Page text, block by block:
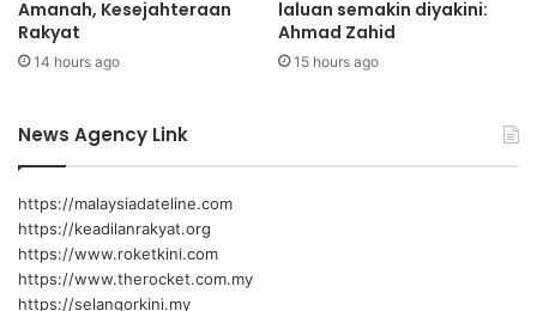
k
o
n
i
d
n
i
n
f
e
n
y
t
a
a
n
w
a
n
Amanah, Kesejahteraan
Rakyat
14 hours ago
laluan semakin diyakini:
Ahmad Zahid
15 hours ago
News Agency Link
https://malaysiadateline.com
https://keadilanrakyat.org
https://www.roketkini.com
https://www.therocket.com.my
https://selangorkini.my